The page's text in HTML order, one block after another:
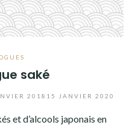
saké
2018 15 JANVIER 2020
et d’alcools japonais en